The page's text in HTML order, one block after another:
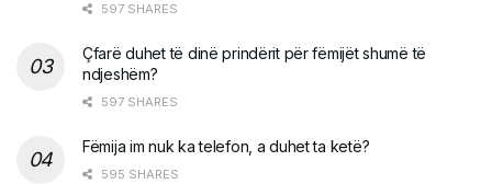
597 SHARES
Çfarë duhet të dinë prindërit për fëmijët shumë të
ndjeshëm?
597 SHARES
Fëmija im nuk ka telefon, a duhet ta ketë?
595 SHARES